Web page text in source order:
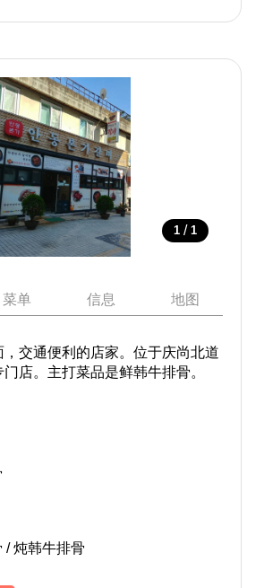
1 / 1
菜单 信息 地图
交通便利的店家。位于庆尚北道
店。主打菜品是鲜韩牛排骨。
/ 炖韩牛排骨